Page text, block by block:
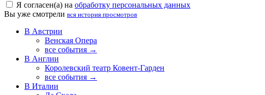
Я согласен(а) на обработку персональных данных
Вы уже смотрели вся история просмотров
В Австрии
Венская Опера
все события →
В Англии
Королевский театр Ковент-Гарден
все события →
В Италии